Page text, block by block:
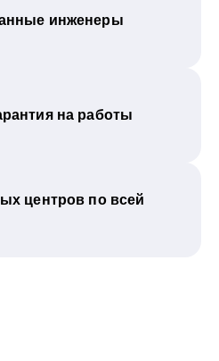
инженеры
на работы
центров по всей